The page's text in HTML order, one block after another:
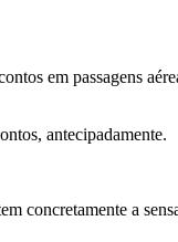
em passagens
antecipadamente.
concretamente a